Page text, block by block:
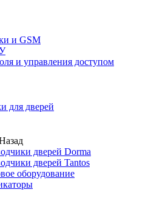
и GSM
и управления доступом
для дверей
дверей Dorma
дверей Tantos
оборудование